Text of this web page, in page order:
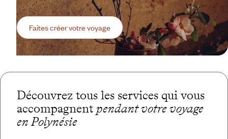
Faites créer votre voyage
Découvrez tous les services qui vous
accompagnent pendant votre voyage
en Polynésie